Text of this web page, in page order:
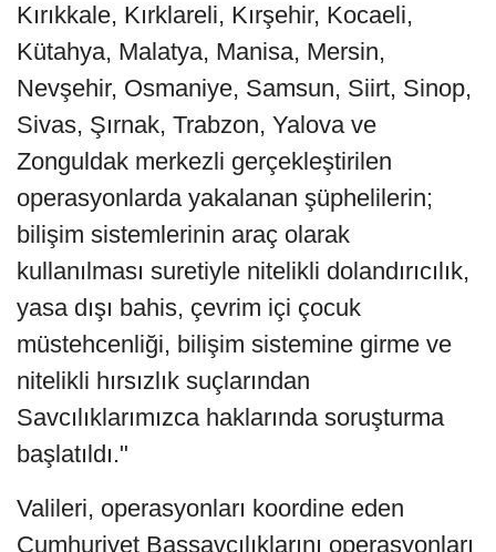
Kırıkkale, Kırklareli, Kırşehir, Kocaeli,
Kütahya, Malatya, Manisa, Mersin,
Nevşehir, Osmaniye, Samsun, Siirt, Sinop,
Sivas, Şırnak, Trabzon, Yalova ve
Zonguldak merkezli gerçekleştirilen
operasyonlarda yakalanan şüphelilerin;
bilişim sistemlerinin araç olarak
kullanılması suretiyle nitelikli dolandırıcılık,
yasa dışı bahis, çevrim içi çocuk
müstehcenliği, bilişim sistemine girme ve
nitelikli hırsızlık suçlarından
Savcılıklarımızca haklarında soruşturma
başlatıldı."
Valileri, operasyonları koordine eden
Cumhuriyet Başsavcılıklarını operasyonları